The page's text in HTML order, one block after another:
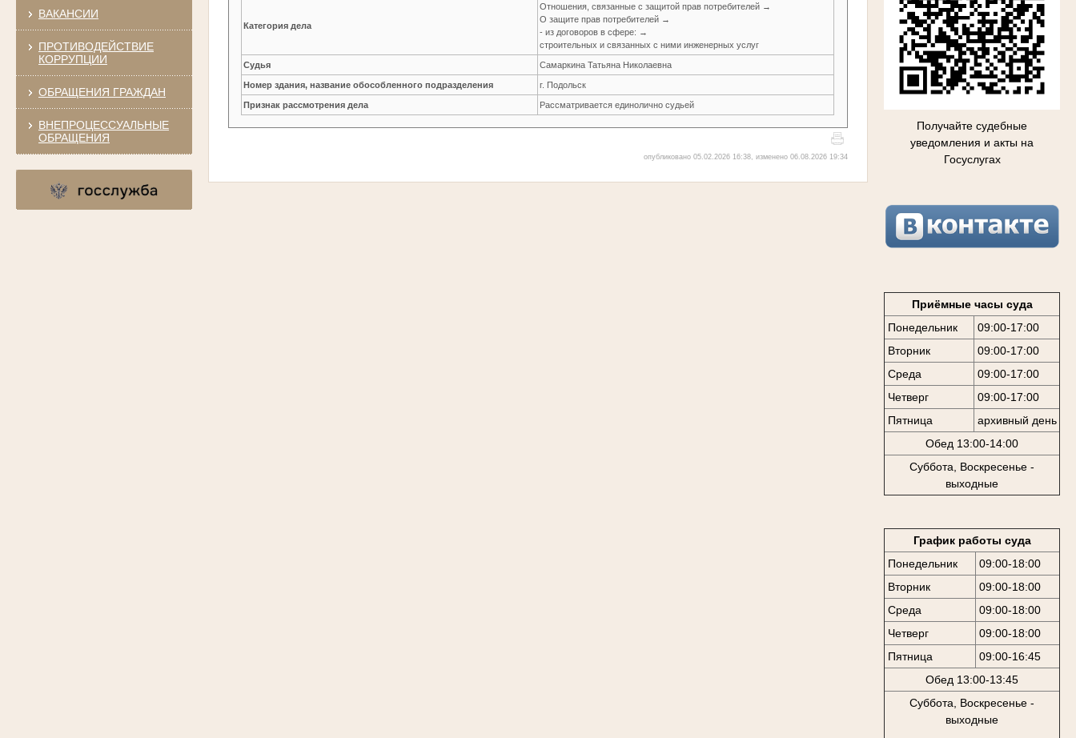
ВАКАНСИИ
ПРОТИВОДЕЙСТВИЕ
КОРРУПЦИИ
ОБРАЩЕНИЯ ГРАЖДАН
ВНЕПРОЦЕССУАЛЬНЫЕ
ОБРАЩЕНИЯ
Получайте судебные
уведомления и акты на
Госуслугах
Приёмные часы суда
Понедельник
09:00-17:00
Вторник
09:00-17:00
Среда
09:00-17:00
Четверг
09:00-17:00
Пятница
архивный день
Обед 13:00-14:00
Суббота, Воскресенье -
выходные
График работы суда
Понедельник
09:00-18:00
Вторник
09:00-18:00
Среда
09:00-18:00
Четверг
09:00-18:00
Пятница
09:00-16:45
Обед 13:00-13:45
Суббота, Воскресенье -
выходные
Категория дела
Отношения, связанные с защитой прав потребителей →
О защите прав потребителей →
- из договоров в сфере: →
строительных и связанных с ними инженерных услуг
Судья Самаркина Татьяна Николаевна
Номер здания, название обособленного подразделения г. Подольск
Признак рассмотрения дела Рассматривается единолично судьей
опубликовано 05.02.2026 16:38, изменено 06.08.2026 19:34